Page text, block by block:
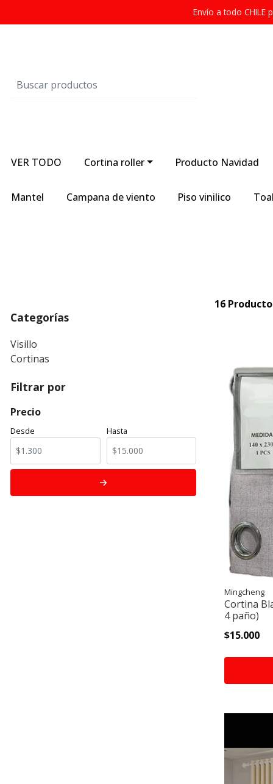
Envío a todo
VER TODO Cortina roller Producto Navidad
Mantel Campana de viento Piso vinilico
Categorías
Visillo
Cortinas
Filtrar por
Precio
Desde Hasta
16
Mingcheng
Cortina
4 paño)
$15.000